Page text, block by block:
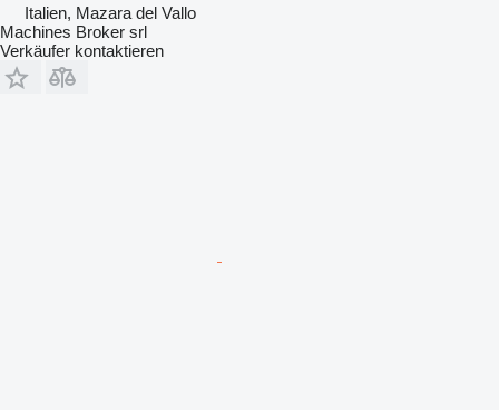
Italien, Mazara del Vallo
Machines Broker srl
Verkäufer kontaktieren